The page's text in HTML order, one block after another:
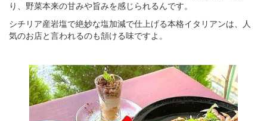
り、野菜本来の甘みや旨みを感じられるんです。
シチリア産岩塩で絶妙な塩加減で仕上げる本格イタリアンは、人
気のお店と言われるのも頷ける味ですよ。